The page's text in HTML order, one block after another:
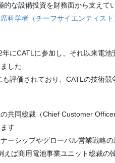
な設備投資を財務面から支えて
科学者（チーフサイエンティス
にCATLに参加し、それ以来電池
した​
評価されており、CATLの技術競
共同総裁（Chief Customer
す​
ーシップやグローバル営業戦略
ば商用電池事業ユニット総裁の